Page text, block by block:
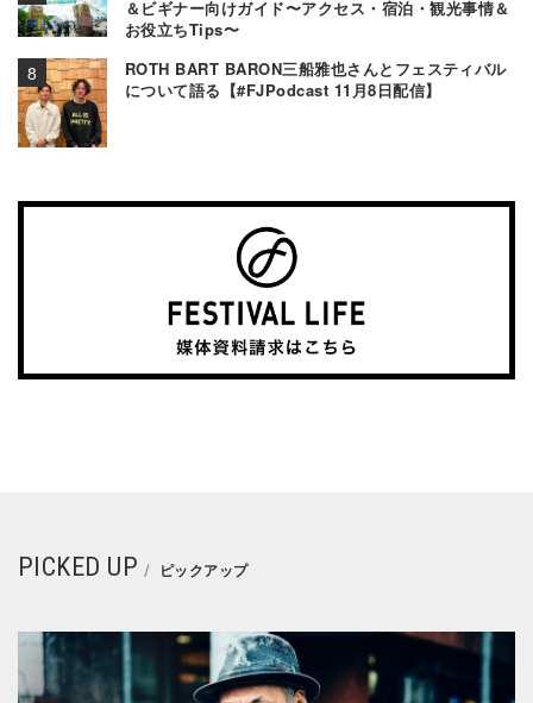
＆ビギナー向けガイド〜アクセス・宿泊・観光事情＆
お役立ちTips〜
ROTH BART BARON三船雅也さんとフェスティバル
について語る【#FJPodcast 11月8日配信】
PICKED UP ピックアップ